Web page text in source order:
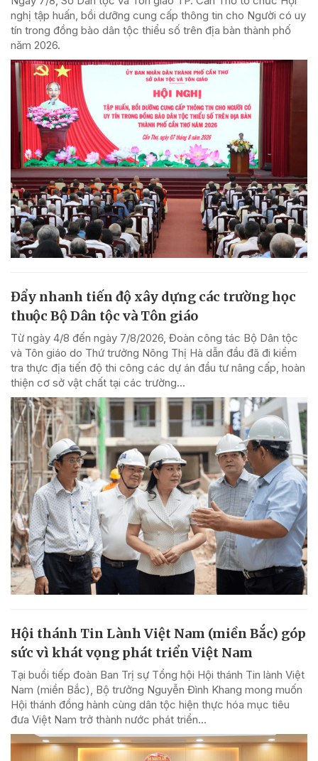
nghị tập huấn, bồi dưỡng cung cấp thông tin cho Người có uy
tín trong đồng bào dân tộc thiểu số trên địa bàn thành phố
năm 2026.
Đẩy nhanh tiến độ xây dựng các trường học
thuộc Bộ Dân tộc và Tôn giáo
Từ ngày 4/8 đến ngày 7/8/2026, Đoàn công tác Bộ Dân tộc
và Tôn giáo do Thứ trưởng Nông Thị Hà dẫn đầu đã đi kiểm
tra thực địa tiến độ thi công các dự án đầu tư nâng cấp, hoàn
thiện cơ sở vật chất tại các trường...
Hội thánh Tin Lành Việt Nam (miền Bắc) góp
sức vì khát vọng phát triển Việt Nam
Tại buổi tiếp đoàn Ban Trị sự Tổng hội Hội thánh Tin lành Việt
Nam (miền Bắc), Bộ trưởng Nguyễn Đình Khang mong muốn
Hội thánh đồng hành cùng dân tộc hiện thực hóa mục tiêu
đưa Việt Nam trở thành nước phát triển...